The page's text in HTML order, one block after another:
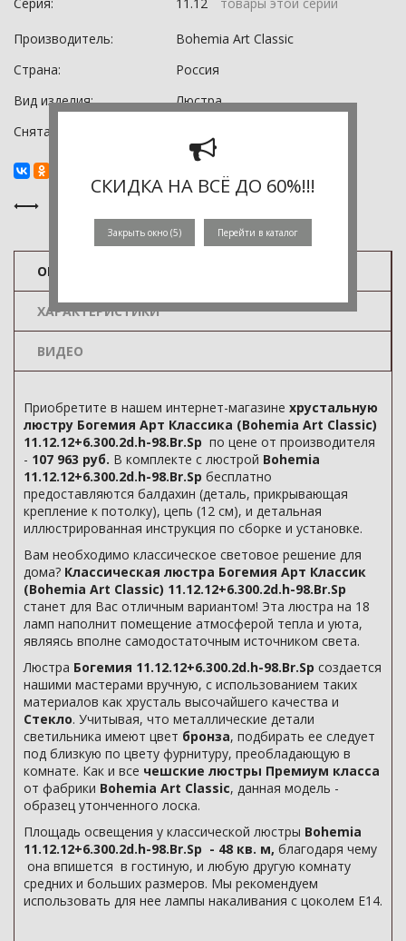
Производитель:
Bohemia Art Classic
Страна:
Россия
Вид изделия:
Люстра
Снята с производства:
ОПИСАНИЕ
ХАРАКТЕРИСТИКИ
ВИДЕО
Приобретите в нашем интернет-магазине хрустальную
люстру Богемия Арт Классика (Bohemia Art Classic)
11.12.12+6.300.2d.h-98.Br.Sp по цене от производителя
- 107 963 руб. В комплекте с люстрой Bohemia
11.12.12+6.300.2d.h-98.Br.Sp бесплатно
предоставляются балдахин (деталь, прикрывающая
крепление к потолку), цепь (12 см), и детальная
иллюстрированная инструкция по сборке и установке.
Вам необходимо классическое световое решение для
дома? Классическая люстра Богемия Арт Классик
(Bohemia Art Classic) 11.12.12+6.300.2d.h-98.Br.Sp
станет для Вас отличным вариантом! Эта люстра на 18
ламп наполнит помещение атмосферой тепла и уюта,
являясь вполне самодостаточным источником света.
Люстра Богемия 11.12.12+6.300.2d.h-98.Br.Sp создается
нашими мастерами вручную, с использованием таких
материалов как хрусталь высочайшего качества и
Стекло. Учитывая, что металлические детали
светильника имеют цвет бронза, подбирать ее следует
под близкую по цвету фурнитуру, преобладающую в
комнате. Как и все чешские люстры Премиум класса
от фабрики Bohemia Art Classic, данная модель -
образец утонченного лоска.
Площадь освещения у классической люстры Bohemia
11.12.12+6.300.2d.h-98.Br.Sp - 48 кв. м, благодаря чему
она впишется в гостиную, и любую другую комнату
средних и больших размеров. Мы рекомендуем
использовать для нее лампы накаливания с цоколем E14.
СКИДКА НА ВСЁ ДО 60%!!!
Закрыть окно (5) Перейти в каталог